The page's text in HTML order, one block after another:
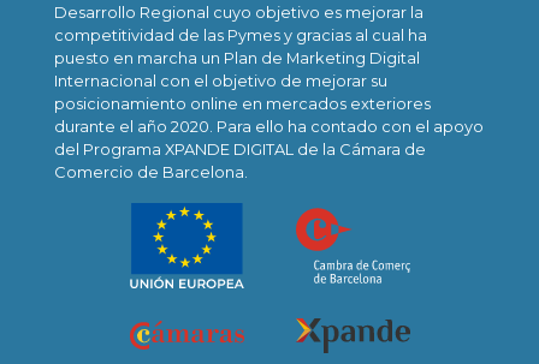
Desarrollo Regional cuyo objetivo es mejorar la
competitividad de las Pymes y gracias al cual ha
puesto en marcha un Plan de Marketing Digital
Internacional con el objetivo de mejorar su
posicionamiento online en mercados exteriores
durante el año 2020. Para ello ha contado con el apoyo
del Programa XPANDE DIGITAL de la Cámara de
Comercio de Barcelona.